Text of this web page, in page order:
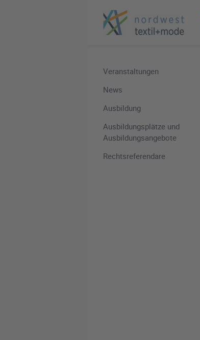
Veranstaltungen
News
Ausbildung
Ausbildungsplätze und
Ausbildungsangebote
Rechtsreferendare